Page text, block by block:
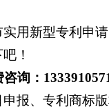
用新型专利申
！
询：
申报、专利商标